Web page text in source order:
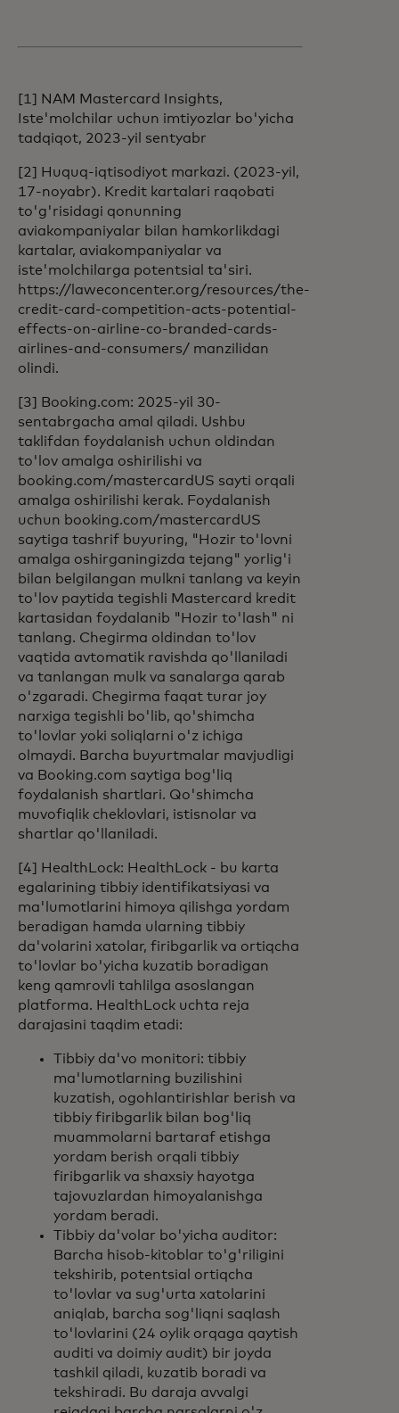
[1] NAM Mastercard Insights,
Iste'molchilar uchun imtiyozlar bo'yicha
tadqiqot, 2023-yil sentyabr
[2] Huquq-iqtisodiyot markazi. (2023-yil,
17-noyabr). Kredit kartalari raqobati
to'g'risidagi qonunning
aviakompaniyalar bilan hamkorlikdagi
kartalar, aviakompaniyalar va
iste'molchilarga potentsial ta'siri.
https://laweconcenter.org/resources/the-
credit-card-competition-acts-potential-
effects-on-airline-co-branded-cards-
airlines-and-consumers/ manzilidan
olindi.
[3] Booking.com: 2025-yil 30-
sentabrgacha amal qiladi. Ushbu
taklifdan foydalanish uchun oldindan
to'lov amalga oshirilishi va
booking.com/mastercardUS sayti orqali
amalga oshirilishi kerak. Foydalanish
uchun booking.com/mastercardUS
saytiga tashrif buyuring, "Hozir to'lovni
amalga oshirganingizda tejang" yorlig'i
bilan belgilangan mulkni tanlang va keyin
to'lov paytida tegishli Mastercard kredit
kartasidan foydalanib "Hozir to'lash" ni
tanlang. Chegirma oldindan to'lov
vaqtida avtomatik ravishda qo'llaniladi
va tanlangan mulk va sanalarga qarab
o'zgaradi. Chegirma faqat turar joy
narxiga tegishli bo'lib, qo'shimcha
to'lovlar yoki soliqlarni o'z ichiga
olmaydi. Barcha buyurtmalar mavjudligi
va Booking.com saytiga bog'liq
foydalanish shartlari. Qo'shimcha
muvofiqlik cheklovlari, istisnolar va
shartlar qo'llaniladi.
[4] HealthLock: HealthLock - bu karta
egalarining tibbiy identifikatsiyasi va
ma'lumotlarini himoya qilishga yordam
beradigan hamda ularning tibbiy
da'volarini xatolar, firibgarlik va ortiqcha
to'lovlar bo'yicha kuzatib boradigan
keng qamrovli tahlilga asoslangan
platforma. HealthLock uchta reja
darajasini taqdim etadi:
Tibbiy da'vo monitori: tibbiy
ma'lumotlarning buzilishini
kuzatish, ogohlantirishlar berish va
tibbiy firibgarlik bilan bog'liq
muammolarni bartaraf etishga
yordam berish orqali tibbiy
firibgarlik va shaxsiy hayotga
tajovuzlardan himoyalanishga
yordam beradi.
Tibbiy da'volar bo'yicha auditor:
Barcha hisob-kitoblar to'g'riligini
tekshirib, potentsial ortiqcha
to'lovlar va sug'urta xatolarini
aniqlab, barcha sog'liqni saqlash
to'lovlarini (24 oylik orqaga qaytish
auditi va doimiy audit) bir joyda
tashkil qiladi, kuzatib boradi va
tekshiradi. Bu daraja avvalgi